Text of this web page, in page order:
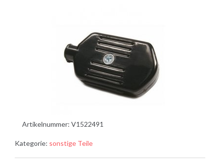
Artikelnummer: V1522491
Kategorie: sonstige Teile